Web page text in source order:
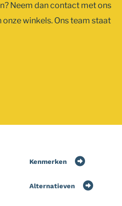
Neem dan contact met ons
winkels. Ons team staat
Kenmerken
Alternatieven